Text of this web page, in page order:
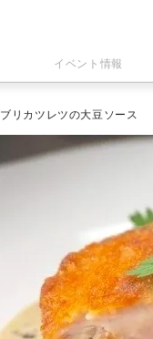
イベント情報
ブリカツレツの大豆ソース